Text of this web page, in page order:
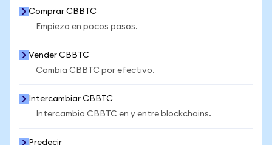
Comprar CBBTC
Empieza en pocos pasos.
Vender CBBTC
Cambia CBBTC por efectivo.
Intercambiar CBBTC
Intercambia CBBTC en y entre blockchains.
Predecir